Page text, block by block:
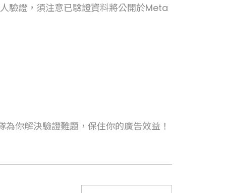
驗證，須注意已驗證資料將公開於Meta
你解決驗證難題，保住你的廣告效益！